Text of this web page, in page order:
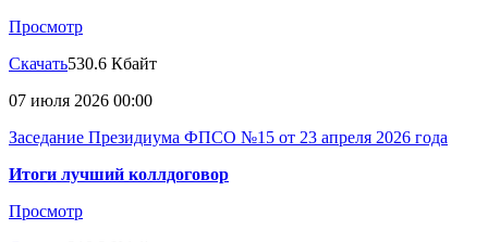
Просмотр
Скачать530.6 Кбайт
07 июля 2026 00:00
Заседание Президиума ФПСО №15 от 23 апреля 2026 года
Итоги лучший коллдоговор
Просмотр